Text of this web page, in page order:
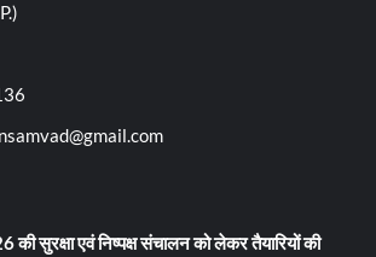
की सुरक्षा एवं निष्पक्ष संचालन को लेकर तैयारियों की